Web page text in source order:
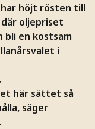
har höjt rösten till
oljepriset
bli en kostsam
i
här sättet så
säger